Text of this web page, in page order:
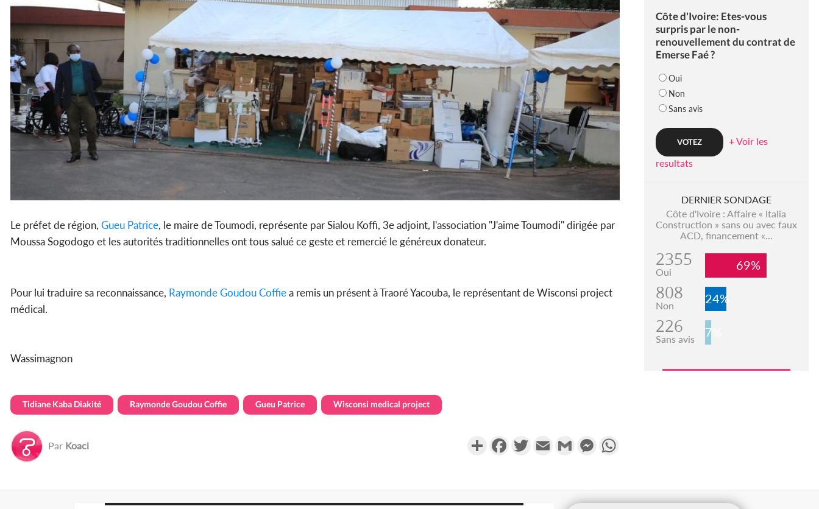
Le préfet de région, Gueu Patrice, le maire de Toumodi, représente par Sialou Koffi, 3e adjoint, l'association "J'aime Toumodi" dirigée par
Moussa Sogodogo et les autorités traditionnelles ont tous salué ce geste et remercié le généreux donateur.
Pour lui traduire sa reconnaissance, Raymonde Goudou Coffiea remis un présent à Traoré Yacouba, le représentant de Wisconsi project
médical.
Wassimagnon
Tidiane Kaba Diakité Raymonde Goudou Coffie Gueu Patrice Wisconsi medical project
Par Koaci PartagerFacebookTwitterEmail Gmail Messenger
Côte d'Ivoire: Etes-vous
surpris par le non-
renouvellement du contrat de
Emerse Faé ?
Oui
Non
Sans avis
+ Voir les
resultats
DERNIER SONDAGE
Côte d'Ivoire : Affaire « Italia
Construction » sans ou avec faux
ACD, financement «...
2355
Oui 69%
808
Non 24%
226
Sans avis 7%